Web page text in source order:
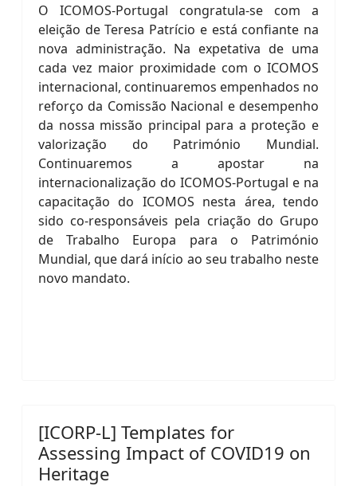
O ICOMOS-Portugal congratula-se com a
eleição de Teresa Patrício e está confiante na
nova administração. Na expetativa de uma
cada vez maior proximidade com o ICOMOS
internacional, continuaremos empenhados no
reforço da Comissão Nacional e desempenho
da nossa missão principal para a proteção e
valorização do Património Mundial.
Continuaremos a apostar na
internacionalização do ICOMOS-Portugal e na
capacitação do ICOMOS nesta área, tendo
sido co-responsáveis pela criação do Grupo
de Trabalho Europa para o Património
Mundial, que dará início ao seu trabalho neste
novo mandato.
[ICORP-L] Templates for
Assessing Impact of COVID19 on
Heritage